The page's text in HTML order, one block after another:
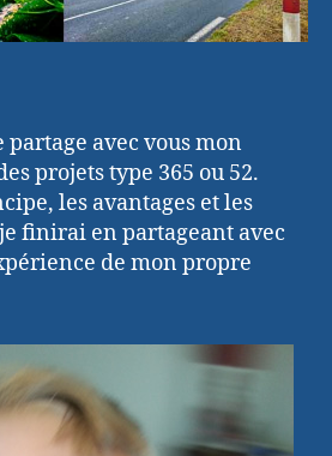
avec vous mon
projets type 365 ou 52.
les avantages et les
finirai en partageant avec
de mon propre